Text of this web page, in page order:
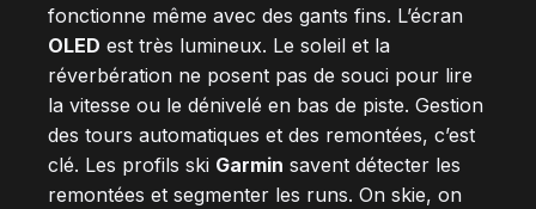
fonctionne même avec des gants fins. L’écran
OLED est très lumineux. Le soleil et la
réverbération ne posent pas de souci pour lire
la vitesse ou le dénivelé en bas de piste. Gestion
des tours automatiques et des remontées, c’est
clé. Les profils ski Garmin savent détecter les
remontées et segmenter les runs. On skie, on